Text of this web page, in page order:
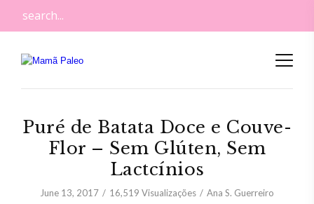
Puré de Batata Doce e Couve-
Flor – Sem Glúten, Sem
Lactcínios
June 13, 2017 16,519 Visualizações Ana S. Guerreiro